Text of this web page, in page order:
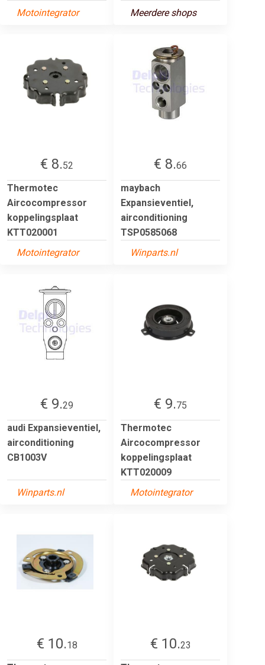
Motointegrator
Meerdere shops
€ 8.52
Thermotec
Aircocompressor
koppelingsplaat
KTT020001
Motointegrator
€ 8.66
maybach
Expansieventiel,
airconditioning
TSP0585068
Winparts.nl
€ 9.29
audi Expansieventiel,
airconditioning
CB1003V
Winparts.nl
€ 9.75
Thermotec
Aircocompressor
koppelingsplaat
KTT020009
Motointegrator
€ 10.18
€ 10.23